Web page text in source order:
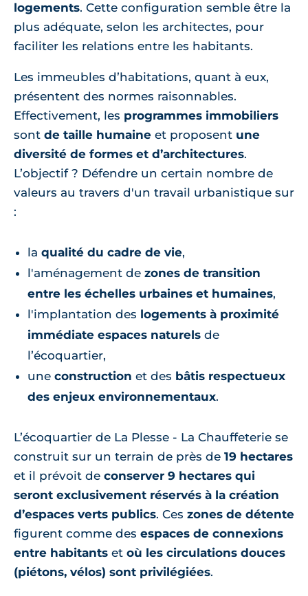
logements. Cette configuration semble être la
plus adéquate, selon les architectes, pour
faciliter les relations entre les habitants.
Les immeubles d’habitations, quant à eux,
présentent des normes raisonnables.
Effectivement, les programmes immobiliers
sont de taille humaine et proposent une
diversité de formes et d’architectures.
L’objectif ? Défendre un certain nombre de
valeurs au travers d'un travail urbanistique sur
:
la qualité du cadre de vie,
l'aménagement de zones de transition
entre les échelles urbaines et humaines,
l'implantation des logements à proximité
immédiate espaces naturels de
l’écoquartier,
une construction et des bâtis respectueux
des enjeux environnementaux.
L’écoquartier de La Plesse - La Chauffeterie se
construit sur un terrain de près de 19 hectares
et il prévoit de conserver 9 hectares qui
seront exclusivement réservés à la création
d’espaces verts publics. Ces zones de détente
figurent comme des espaces de connexions
entre habitants et où les circulations douces
(piétons, vélos) sont privilégiées.